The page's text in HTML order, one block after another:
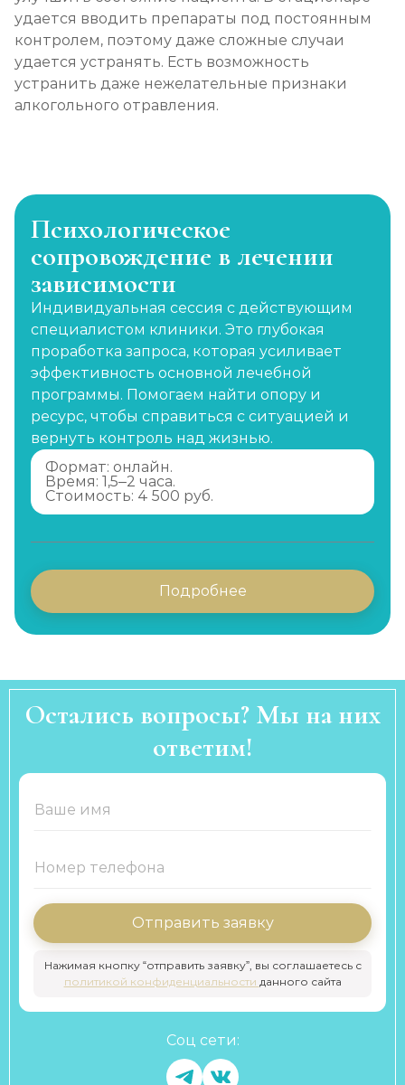
удается вводить препараты под постоянным
контролем, поэтому даже сложные случаи
удается устранять. Есть возможность
устранить даже нежелательные признаки
алкогольного отравления.
Психологическое
сопровождение в лечении
зависимости
Индивидуальная сессия с действующим
специалистом клиники. Это глубокая
проработка запроса, которая усиливает
эффективность основной лечебной
программы. Помогаем найти опору и
ресурс, чтобы справиться с ситуацией и
вернуть контроль над жизнью.
Формат: онлайн.
Время: 1,5–2 часа.
Стоимость: 4 500 руб.
Подробнее
Остались вопросы? Мы на них
ответим!
Отправить заявку
Нажимая кнопку “отправить заявку”, вы соглашаетесь с
политикой конфиденциальности данного сайта
Соц сети: